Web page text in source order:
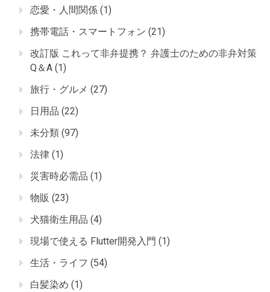
恋愛・人間関係 (1)
携帯電話・スマートフォン (21)
改訂版 これって非弁提携？ 弁護士のための非弁対策
Q＆A (1)
旅行・グルメ (27)
日用品 (22)
未分類 (97)
法律 (1)
災害時必需品 (1)
物販 (23)
犬猫衛生用品 (4)
現場で使える Flutter開発入門 (1)
生活・ライフ (54)
白髪染め (1)